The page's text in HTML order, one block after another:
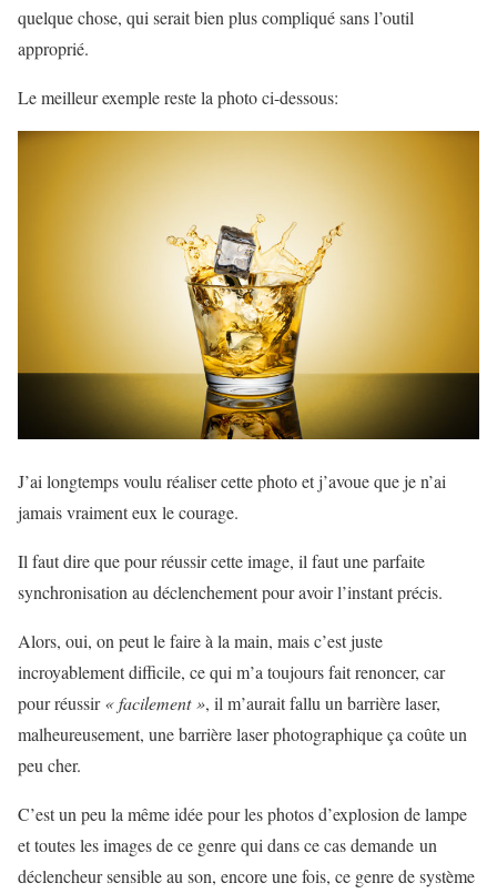
quelque chose, qui serait bien plus compliqué sans l’outil
approprié.
Le meilleur exemple reste la photo ci-dessous:
J’ai longtemps voulu réaliser cette photo et j’avoue que je n’ai
jamais vraiment eux le courage.
Il faut dire que pour réussir cette image, il faut une parfaite
synchronisation au déclenchement pour avoir l’instant précis.
Alors, oui, on peut le faire à la main, mais c’est juste
incroyablement difficile, ce qui m’a toujours fait renoncer, car
pour réussir« facilement », il m’aurait fallu un barrière laser,
malheureusement, une barrière laser photographique ça coûte un
peu cher.
C’est un peu la même idée pour les photos d’explosion de lampe
et toutes les images de ce genre qui dans ce cas demande un
déclencheur sensible au son, encore une fois, ce genre de système